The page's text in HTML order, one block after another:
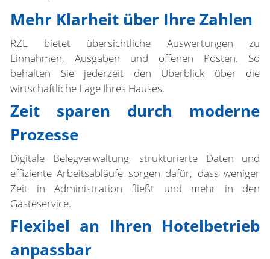
Mehr Klarheit über Ihre Zahlen
RZL bietet übersichtliche Auswertungen zu
Einnahmen, Ausgaben und offenen Posten. So
behalten Sie jederzeit den Überblick über die
wirtschaftliche Lage Ihres Hauses.
Zeit sparen durch moderne
Prozesse
Digitale Belegverwaltung, strukturierte Daten und
effiziente Arbeitsabläufe sorgen dafür, dass weniger
Zeit in Administration fließt und mehr in den
Gästeservice.
Flexibel an Ihren Hotelbetrieb
anpassbar